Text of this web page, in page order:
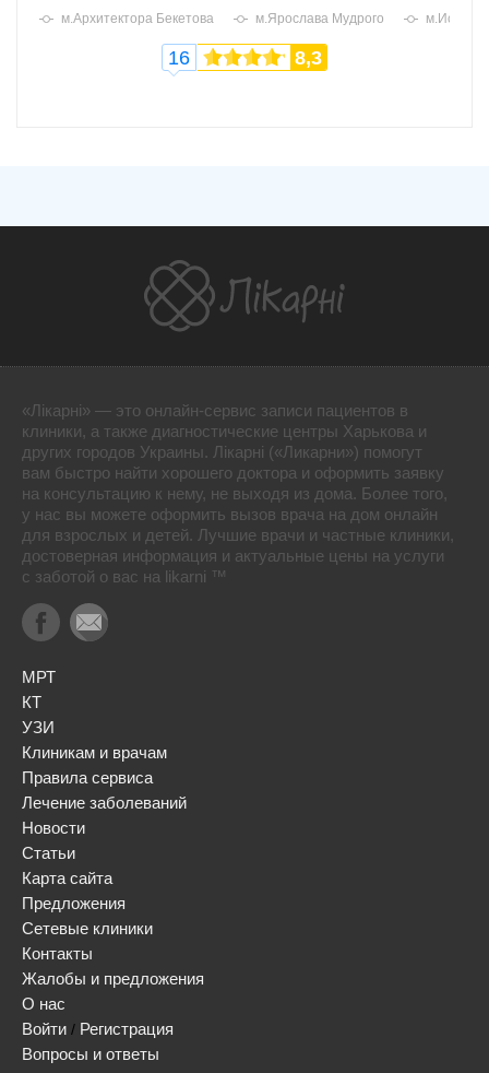
м.Архитектора Бекетова
м.Ярослава Мудрого
16 8,3
«Лікарні» — это онлайн-сервис записи пациентов в
клиники, а также диагностические центры Харькова и
других городов Украины. Лікарні («Ликарни») помогут
вам быстро найти хорошего доктора и оформить заявку
на консультацию к нему, не выходя из дома. Более того,
у нас вы можете оформить вызов врача на дом онлайн
для взрослых и детей. Лучшие врачи и частные клиники,
достоверная информация и актуальные цены на услуги
с заботой о вас на likarni ™
МРТ
КТ
УЗИ
Клиникам и врачам
Правила сервиса
Лечение заболеваний
Новости
Статьи
Карта сайта
Предложения
Сетевые клиники
Контакты
Жалобы и предложения
О нас
Войти / Регистрация
Вопросы и ответы